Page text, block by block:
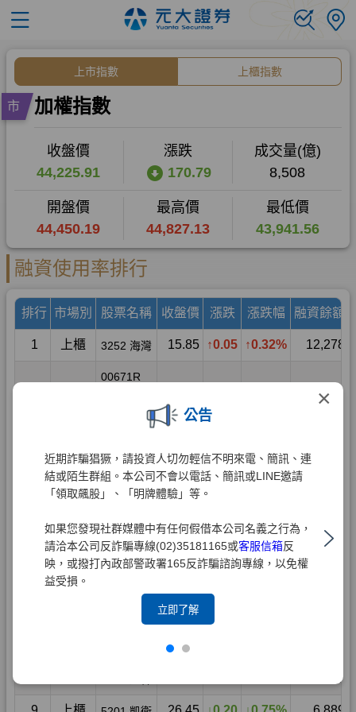
×
公告
近期詐騙猖獗，請投資人切勿輕信不明來電、簡訊、連
結或陌生群組。本公司不會以電話、簡訊或LINE邀請
「領取飆股」、「明牌體驗」等。
如果您發現社群媒體中有任何假借本公司名義之行為，
請洽本公司反詐騙專線(02)35181165或客服信箱反
映，或撥打內政部警政署165反詐騙諮詢專線，以免權
益受損。
立即了解